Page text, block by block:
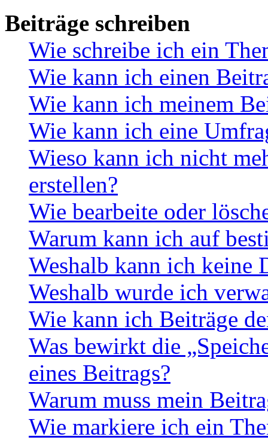
Beiträge schreiben
Wie schreibe ich ein
Wie kann ich einen
Wie kann ich meinem
Wie kann ich eine
Wieso kann ich nicht
erstellen?
Wie bearbeite oder
Warum kann ich auf
Weshalb kann ich keine
Weshalb wurde ich
Wie kann ich Beiträge
Was bewirkt die
eines Beitrags?
Warum muss mein
Wie markiere ich ein